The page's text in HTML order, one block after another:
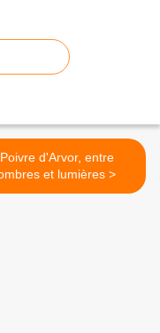
Poivre d'Arvor, entre
ombres et lumières >